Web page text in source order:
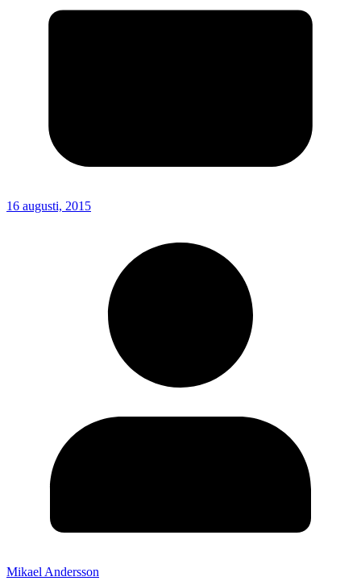
16 augusti, 2015
Mikael Andersson